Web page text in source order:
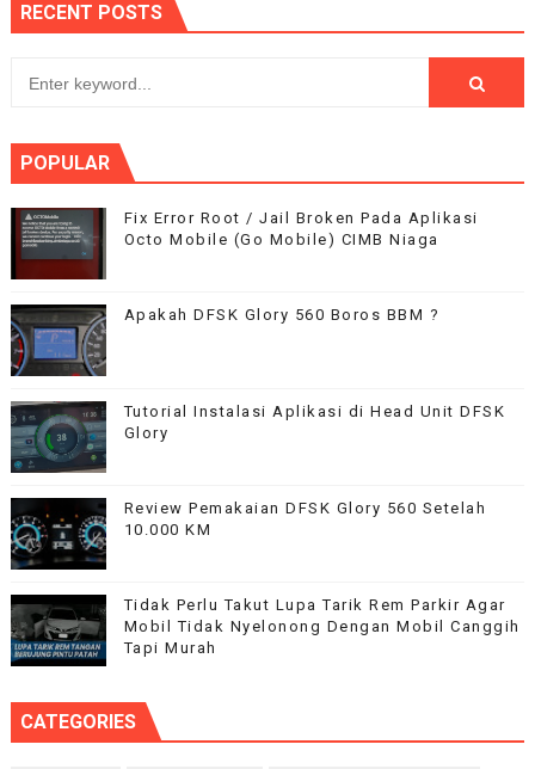
RECENT POSTS
POPULAR
Fix Error Root / Jail Broken Pada Aplikasi
Octo Mobile (Go Mobile) CIMB Niaga
Apakah DFSK Glory 560 Boros BBM ?
Tutorial Instalasi Aplikasi di Head Unit DFSK
Glory
Review Pemakaian DFSK Glory 560 Setelah
10.000 KM
Tidak Perlu Takut Lupa Tarik Rem Parkir Agar
Mobil Tidak Nyelonong Dengan Mobil Canggih
Tapi Murah
CATEGORIES